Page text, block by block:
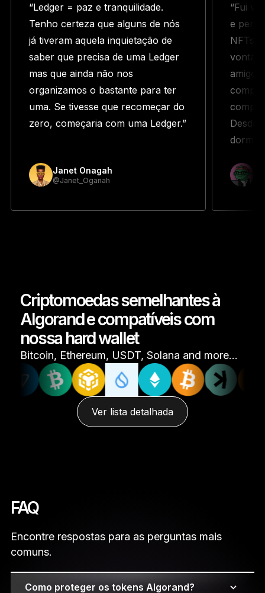
“Ledger = paz e tranquilidade.
Tenho certeza que alguns de nós
já tiveram aquela inquietação de
saber que precisa de uma Ledger
mas que ainda não nos
organizamos o bastante para ter
uma. Se tivesse que recomeçar do
zero, começaria com uma Ledger.”
Janet Onagah
@Janet_Oganah
“Fui
e perdi
NFTs.
amigo
Desde
dormir.”
Criptomoedas semelhantes à
Algorand e compatíveis com
nossa hard wallet
Bitcoin, Ethereum, USDT, Solana and more…
Ver lista detalhada
FAQ
Encontre respostas para as perguntas mais
comuns.
Como proteger os tokens Algorand?